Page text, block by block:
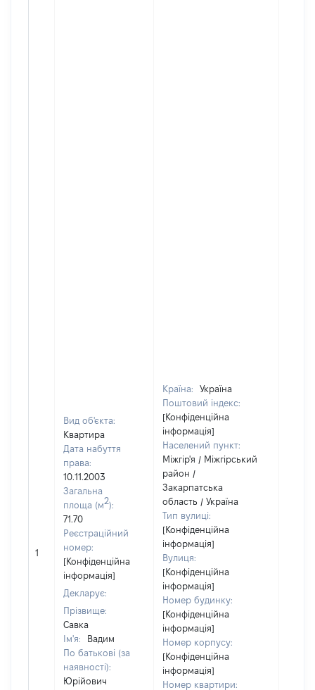
1
Вид об'єкта:
Квартира
Дата набуття
права:
10.11.2003
Загальна
площа (м2):
71.70
Реєстраційний
номер:
[Конфіденційна
інформація]
Декларує:
Прізвище:
Савка
Ім'я:
Вадим
По батькові (за
наявності):
Юрійович
Країна:
Україна
Поштовий індекс:
[Конфіденційна
інформація]
Населений пункт:
Міжгір'я / Міжгірський
район /
Закарпатська
область / Україна
Тип вулиці:
[Конфіденційна
інформація]
Вулиця:
[Конфіденційна
інформація]
Номер будинку:
[Конфіденційна
інформація]
Номер корпусу:
[Конфіденційна
інформація]
Номер квартири: